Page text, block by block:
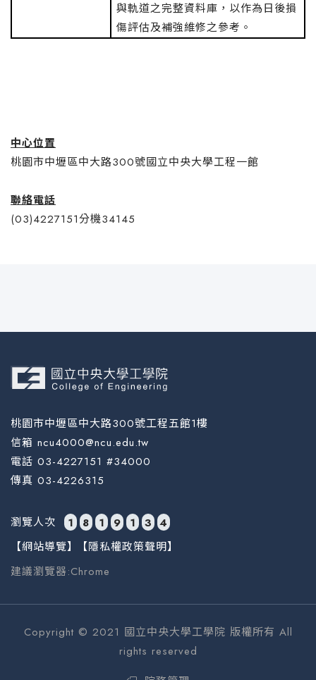
與軌道之完整資料庫，以作為日後損
傷評估及補強維修之參考。
中心位置
桃園市中壢區中大路300號國立中央大學工程一館
聯絡電話
(03)4227151分機34145
桃園市中壢區中大路300號工程五館1樓
信箱 ncu4000@ncu.edu.tw
電話 03-4227151 #34000
傳真 03-4226315
瀏覽人次 1 8 1 9 1 3 4
【網站導覽】
【隱私權政策聲明】
建議瀏覽器:Chrome
Copyright © 2021 國立中央大學工學院 版權所有 All
rights reserved